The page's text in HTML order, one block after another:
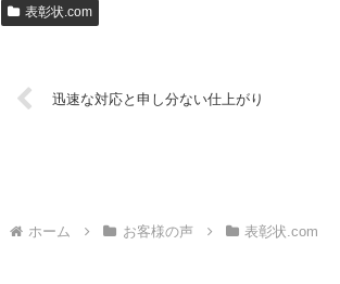
表彰状.com
迅速な対応と申し分ない仕上がり
ホーム お客様の声 表彰状.com